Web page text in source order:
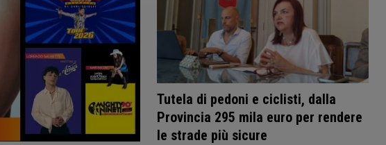
Tutela di pedoni e ciclisti, dalla
Provincia 295 mila euro per rendere
le strade più sicure